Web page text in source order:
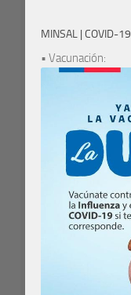
MINSAL | COVID-19
• Vacunación: